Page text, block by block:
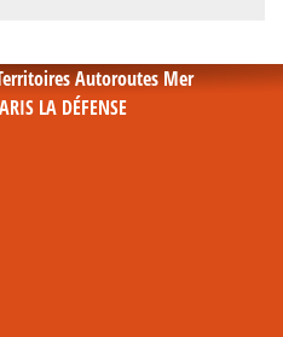
Autoroutes Mer
LA DÉFENSE